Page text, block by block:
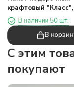
крафтовый "Класс",
(32*42*11)
В наличии 50 шт.
В
C этим
покупают